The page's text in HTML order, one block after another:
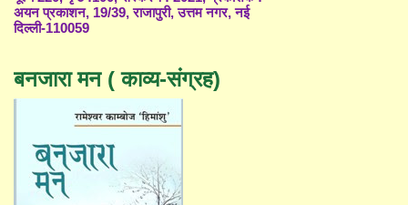
अयन प्रकाशन, 19/39, राजापुरी, उत्तम नगर, नई
दिल्ली-110059
बनजारा मन ( काव्य-संग्रह)